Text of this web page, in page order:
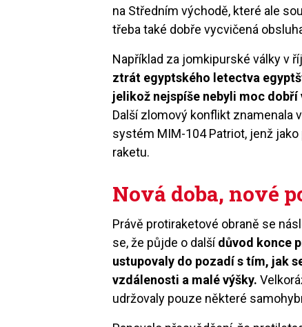
na Středním východě, které ale
třeba také dobře vycvičená
Například za jomkipurské války v
ztrát egyptského letectva
jelikož nejspíše nebyli moc
Další zlomový konflikt znamenala
systém MIM-104 Patriot, jenž
raketu.
Nová doba, nové
Právě protiraketové obraně se
se, že půjde o dalšídůvod konce
ustupovaly do pozadí s tím, jak
vzdálenosti a malé výšky.
udržovaly pouze některé